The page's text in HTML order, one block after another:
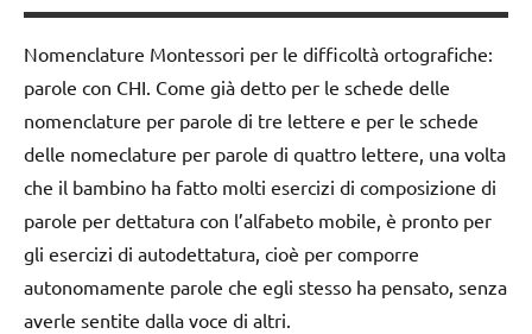
ARGOMENTI
TUTTI GLI
ARTICOLI
materiale
didattico
Montessori
nomenclature
Montessori
PEDAGOGIE
scrivere
TUTTI GLI
ARGOMENTI
TUTTI GLI
ARTICOLI
2a
3 ai
6
anni
DOWNLOAD
GUIDA
DIDATTICA
Nomenclature Montessori per le difficoltà ortografiche:
parole con CHI. Come già detto per le schede delle
nomenclature per parole di tre lettere e per le schede
delle nomeclature per parole di quattro lettere, una volta
che il bambino ha fatto molti esercizi di composizione di
parole per dettatura con l’alfabeto mobile, è pronto per
gli esercizi di autodettatura, cioè per comporre
autonomamente parole che egli stesso ha pensato, senza
averle sentite dalla voce di altri.